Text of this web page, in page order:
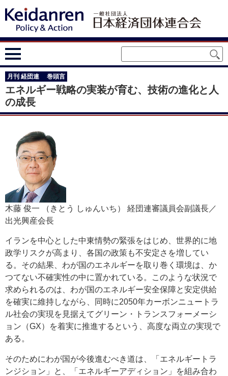
月刊 経団連 巻頭言
エネルギー戦略の実装が育む、技術の進化と人
の成長
木藤 俊一 （きとう しゅんいち）
経団連審議員会副議長／
出光興産会長
イランを中心とした中東情勢の緊張をはじめ、世界的に地
政学リスクが高まり、各国の政策も不安定さを増してい
る。その結果、わが国のエネルギーを取り巻く環境は、か
つてない不確実性の中に置かれている。このような状況で
求められるのは、わが国のエネルギー安全保障と安定供給
を確実に維持しながら、同時に2050年カーボンニュートラ
ル社会の実現を見据えてグリーン・トランスフォーメーシ
ョン（GX）を着実に推進するという、高度な両立の実現で
ある。
そのためにわが国が今後進むべき道は、「エネルギートラ
ンジション」と、「エネルギーアディション」を組み合わ